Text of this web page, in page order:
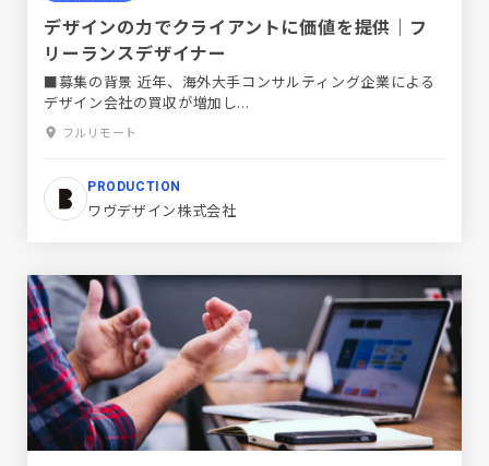
デザインの力でクライアントに価値を提供｜フ
リーランスデザイナー
■募集の背景 近年、海外大手コンサルティング企業による
デザイン会社の買収が増加し...
フルリモート
PRODUCTION
ワヴデザイン株式会社